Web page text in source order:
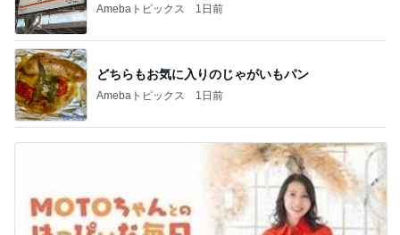
Amebaトピックス 1日前
どちらもお気に入りのじゃがいもパン
Amebaトピックス 1日前